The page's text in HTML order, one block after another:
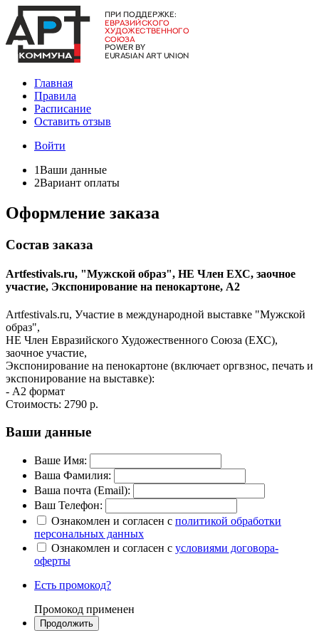
Главная
Правила
Расписание
Оставить отзыв
Войти
1Ваши данные
2Вариант оплаты
Оформление заказа
Состав заказа
Artfestivals.ru, "Мужской образ", НЕ Член ЕХС, заочное
участие, Экспонирование на пенокартоне, А2
Artfestivals.ru, Участие в международной выставке "Мужской
образ",
НЕ Член Евразийского Художественного Союза (ЕХС),
заочное участие,
Экспонирование на пенокартоне (включает оргвзнос, печать и
экспонирование на выставке):
- А2 формат
Стоимость: 2790 р.
Ваши данные
Ваше Имя:
Ваша Фамилия:
Ваша почта (Email):
Ваш Телефон:
Ознакомлен и согласен с политикой обработки
персональных данных
Ознакомлен и согласен с условиями договора-
оферты
Есть промокод?
Промокод применен